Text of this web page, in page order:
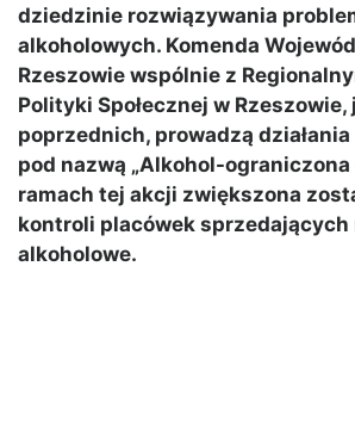
dziedzinie rozwiązywania
alkoholowych. Komenda
Rzeszowie wspólnie z
Polityki Społecznej w
poprzednich, prowadzą
pod nazwą „Alkohol-ograniczona
ramach tej akcji zwiększona
kontroli placówek sprzedających
alkoholowe.